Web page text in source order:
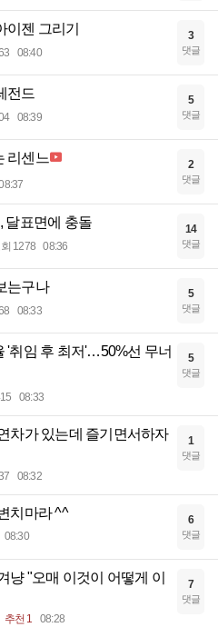
이젠 그리기
08:40
3
댓글
전드
08:39
5
댓글
리센느 2
댓글
달표면에 충돌
1278 08:36
14
댓글
는구나
08:33
5
댓글
'취임 후 최저'…50%선 무너
08:33
5
댓글
차가 있는데 즐기면서하자
08:32
1
댓글
치마라 ^^
08:30
6
댓글
냥 "오매 이것이 어떻게 이
추천 1 08:28
7
댓글